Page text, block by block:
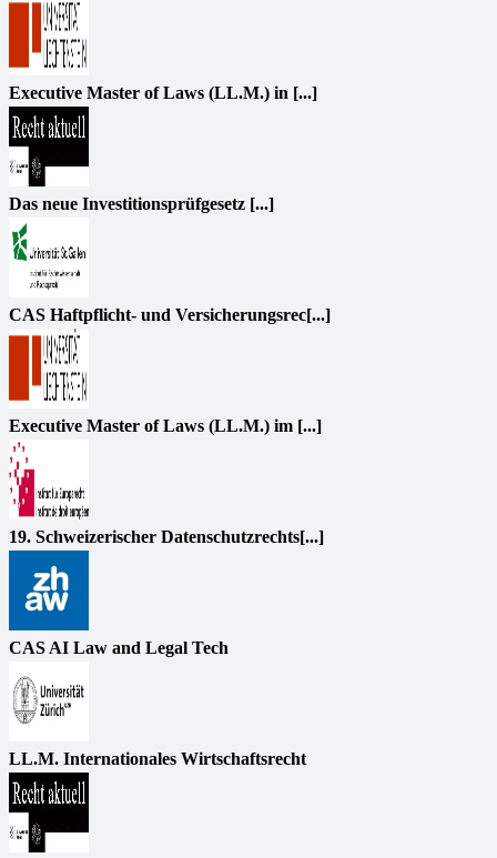
Executive Master of Laws (LL.M.) in [...]
Das neue Investitionsprüfgesetz [...]
CAS Haftpflicht- und Versicherungsrec[...]
Executive Master of Laws (LL.M.) im [...]
19. Schweizerischer Datenschutzrechts[...]
CAS AI Law and Legal Tech
LL.M. Internationales Wirtschaftsrecht